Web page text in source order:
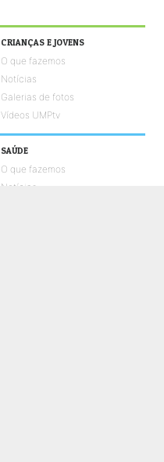
CRIANÇAS E JOVENS
O que fazemos
Notícias
Galerias de fotos
Vídeos UMPtv
SAÚDE
O que fazemos
Notícias